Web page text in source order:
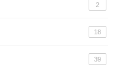
2
18
39